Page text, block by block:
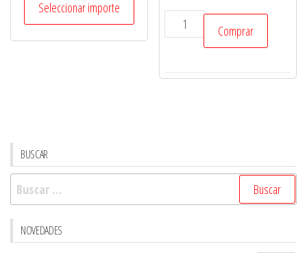
Fate
cantidad
precios:
desde
$300
Seleccionar importe
US
Telegraph
español
Comprar
BUSCAR
Buscar:
NOVEDADES